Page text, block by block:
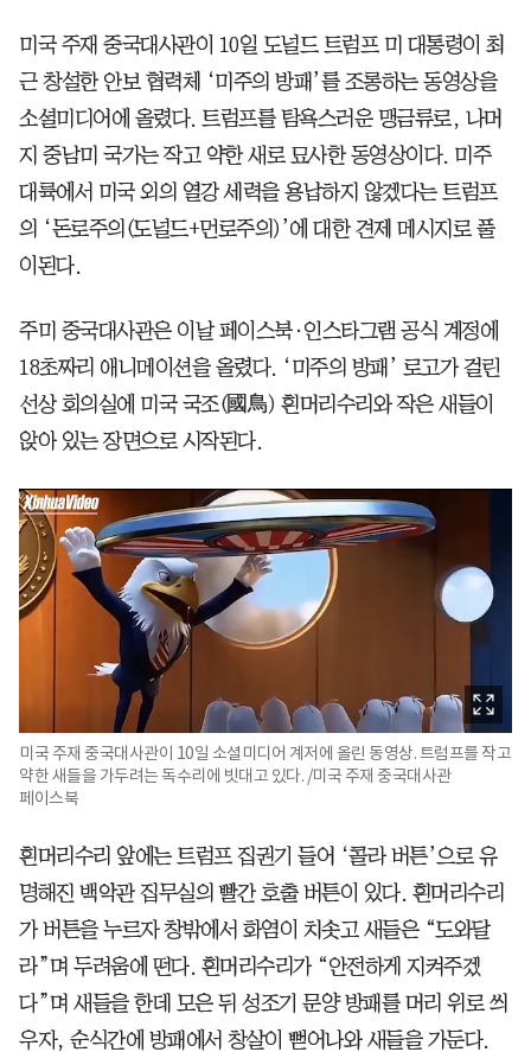
미국 주재 중국대사관이 10일 도널드 트럼프 미 대통령이 최
근 창설한 안보 협력체 ‘미주의 방패’를 조롱하는 동영상을
소셜미디어에 올렸다. 트럼프를 탐욕스러운 맹금류로, 나머
지 중남미 국가는 작고 약한 새로 묘사한 동영상이다. 미주
대륙에서 미국 외의 열강 세력을 용납하지 않겠다는 트럼프
의 ‘돈로주의(도널드+먼로주의)’에 대한 견제 메시지로 풀
이된다.
주미 중국대사관은 이날 페이스북·인스타그램 공식 계정에
18초짜리 애니메이션을 올렸다. ‘미주의 방패’ 로고가 걸린
선상 회의실에 미국 국조(國鳥) 흰머리수리와 작은 새들이
앉아 있는 장면으로 시작된다.
미국 주재 중국대사관이 10일 소셜미디어 계저에 올린 동영상. 트럼프를 작고
약한 새들을 가두려는 독수리에 빗대고 있다. /미국 주재 중국대사관
페이스북
흰머리수리 앞에는 트럼프 집권기 들어 ‘콜라 버튼’으로 유
명해진 백악관 집무실의 빨간 호출 버튼이 있다. 흰머리수리
가 버튼을 누르자 창밖에서 화염이 치솟고 새들은 “도와달
라”며 두려움에 떤다. 흰머리수리가 “안전하게 지켜주겠
다”며 새들을 한데 모은 뒤 성조기 문양 방패를 머리 위로 씌
우자, 순식간에 방패에서 창살이 뻗어나와 새들을 가둔다.